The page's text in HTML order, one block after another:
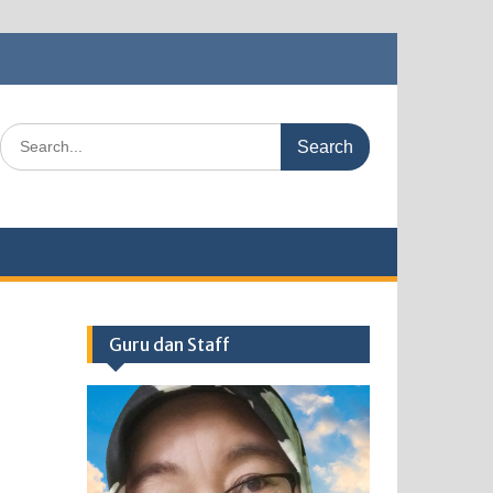
Search
for:
Guru dan Staff